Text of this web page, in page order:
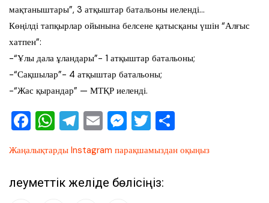
мақтаныштары”, 3 атқыштар батальоны иеленді…
Көңілді тапқырлар ойынына белсене қатысқаны үшін “Алғыс
хатпен”:
-“Ұлы дала ұландары”- 1 атқыштар батальоны;
-“Сақшылар”- 4 атқыштар батальоны;
-“Жас қырандар” — МТҚР иеленді.
F
c
e
W
at
s
T
e
gr
E
ai
l
M
ss
e
T
tt
er
ра
Жаңалықтарды Instagram парақшамыздан оқыңыз
Әлеуметтік желіде бөлісіңіз: